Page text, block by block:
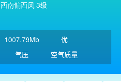
西南偏西风 3级
1007.79Mb
气压
优
空气质量